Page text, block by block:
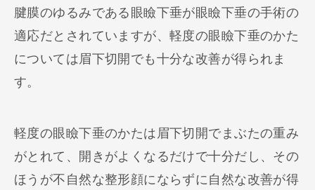
腱膜のゆるみである眼瞼下垂が眼瞼下垂の手術の
適応だとされていますが、軽度の眼瞼下垂のかた
については眉下切開でも十分な改善が得られま
す。
軽度の眼瞼下垂のかたは眉下切開でまぶたの重み
がとれて、開きがよくなるだけで十分だし、その
ほうが不自然な整形顔にならずに自然な改善が得